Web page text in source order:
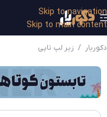
Skip to navigation
Skip to main content
دکوریار / زیر لپ تاپی